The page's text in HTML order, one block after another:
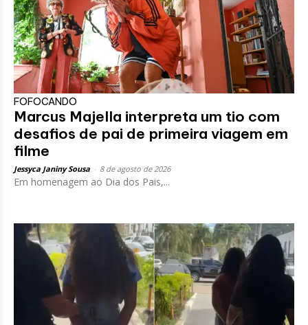
FOFOCANDO
Marcus Majella interpreta um tio com
desafios de pai de primeira viagem em
filme
Jessyca Janiny Sousa 8 de agosto de 2026
Em homenagem ao Dia dos Pais,...